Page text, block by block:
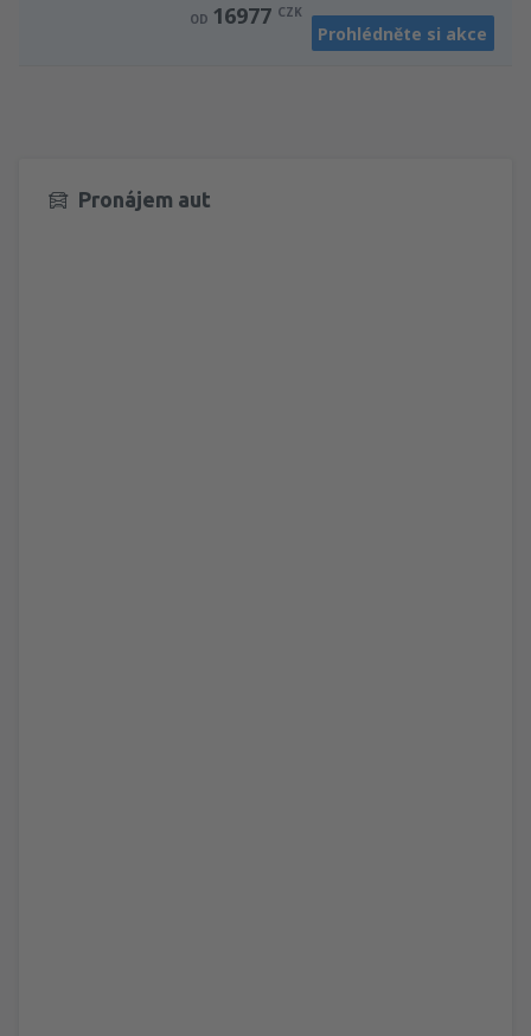
OD 16977 CZK
Prohlédněte si akce
Pronájem aut